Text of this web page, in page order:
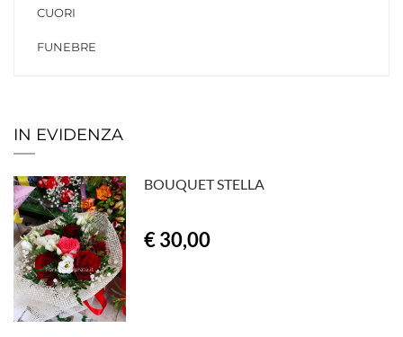
CUORI
FUNEBRE
IN EVIDENZA
BOUQUET STELLA
€ 30,00